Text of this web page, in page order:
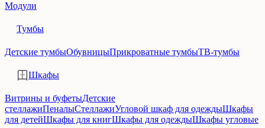
Модули
Тумбы
Детские тумбыОбувницыПрикроватные тумбыТВ-тумбы
Шкафы
Витрины и буфетыДетские
стеллажиПеналыСтеллажиУгловой шкаф для одеждыШкафы
для детейШкафы для книгШкафы для одеждыШкафы угловые